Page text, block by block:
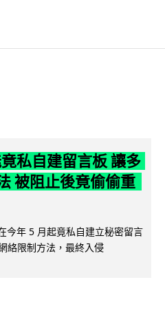
私自建留言板 讓多
被阻止後竟偷偷重
今年 5 月起竟私自建立秘密留言
絡限制方法，最終入侵